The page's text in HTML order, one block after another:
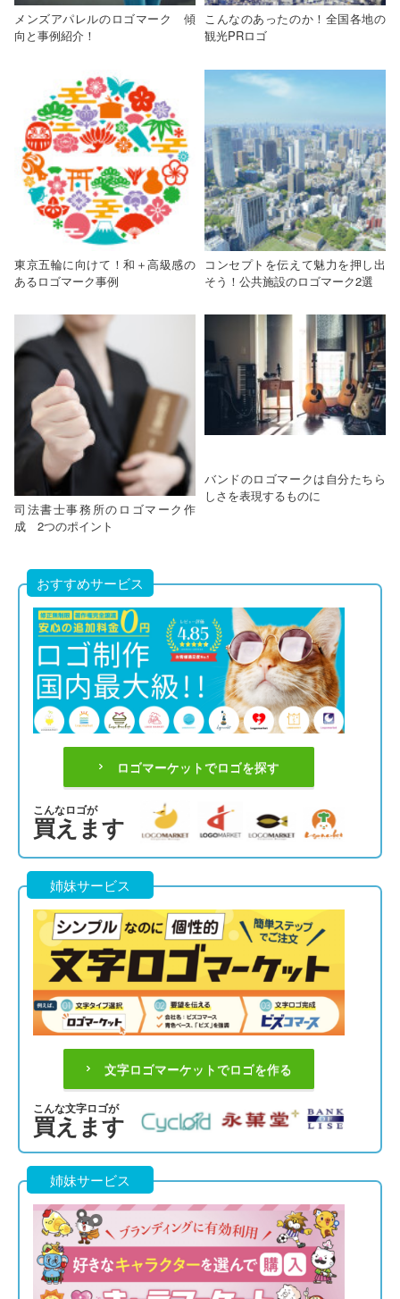
メンズアパレルのロゴマーク 傾
向と事例紹介！
こんなのあったのか！全国各地の
観光PRロゴ
東京五輪に向けて！和＋高級感の
あるロゴマーク事例
コンセプトを伝えて魅力を押し出
そう！公共施設のロゴマーク2選
司法書士事務所のロゴマーク作
成 2つのポイント
バンドのロゴマークは自分たちら
しさを表現するものに
おすすめサービス
ロゴマーケットでロゴを探す
こんなロゴが
買えます
姉妹サービス
文字ロゴマーケットでロゴを作る
こんな文字ロゴが
買えます
姉妹サービス